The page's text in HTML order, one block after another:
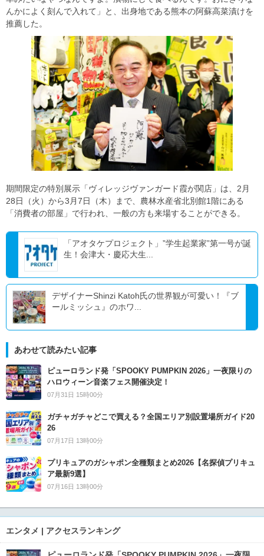
んかによく刻んで入れて」と、出身地である熊本の阿蘇高菜漬けを
推薦した。
期間限定の特別展示「ヴィレッジヴァンガード霞が関店」は、2月
28日（火）から3月7日（木）まで、農林水産省北別館1階にある
「消費者の部屋」で行われ、一般の方も来場することができる。
「アオタケプロジェクト」”学生起業家”第一号が誕
生！会津大・慶応大生...
デザイナーShinzi Katoh氏の世界観が可愛い！『ブ
ールミッシュ』のホワ...
あわせて読みたい記事
ピューロランド発「SPOOKY PUMPKIN 2026」一夜限りの
ハロウィーン音楽フェス開催決定！
07月31日 15時00分
ガチャガチャどこで買える？全国エリア別設置場所ガイド20
26
07月17日 13時00分
プリキュアのガシャポン全種類まとめ2026【名探偵プリキュ
ア最新9選】
07月16日 13時00分
エンタメ | アクセスランキング